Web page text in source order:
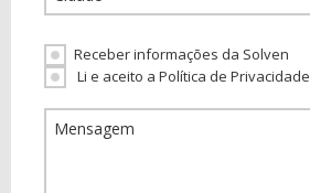
Receber informações da Solven
Li e aceito a Política de Privacidade